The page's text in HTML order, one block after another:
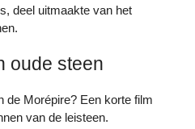
deel uitmaakte van het
oude steen
de Morépire? Een korte film
van de leisteen.